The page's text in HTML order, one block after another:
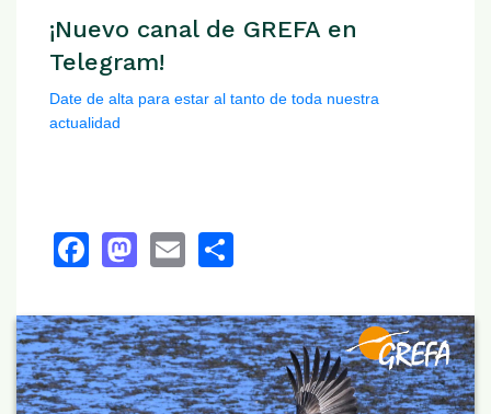
¡Nuevo canal de GREFA en
Telegram!
Date de alta para estar al tanto de toda nuestra
actualidad
Facebook
Mastodon
Email